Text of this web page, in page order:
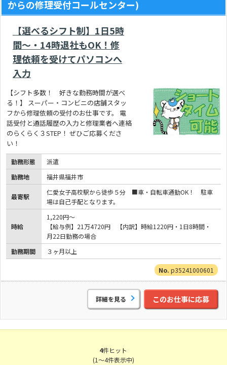
からの修理受付コールセンター)
【選べるシフト制】1日5時
間～・14時退社もOK！修
理依頼を受けてパソコンへ
入力
【シフト多数！ 好きな勤務時間が選べ
る！】 スーパー・コンビニの店舗スタッ
フから修理依頼の受付のお仕事です。 電
話受付と通話履歴の入力と修理業者へ連絡
のらくらく３STEP！ ぜひご応募くださ
い！
勤務形態
派遣
勤務地
福井県福井市
最寄駅
仁愛女子高校駅から徒歩５分 ■車・自転車通勤OK！ 駐車
場は自己手配となります。
時給
1,220円～
【給与例】21万4720円 【内訳】時給1220円・1日8時間・
月22日勤務の場合
勤務期間
３ヶ月以上
p35241000601
詳細を見る このお仕事に応募
4件ヒット
(1～4件表示中)